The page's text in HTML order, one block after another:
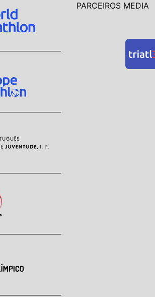
PARCEIROS MEDIA